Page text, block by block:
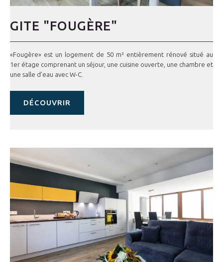
GITE "FOUGÈRE"
«Fougère» est un logement de 50 m² entièrement rénové situé au
1er étage comprenant un séjour, une cuisine ouverte, une chambre et
une salle d’eau avec W-C.
DÉCOUVRIR